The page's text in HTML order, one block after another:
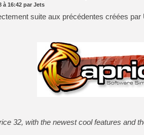
à 16:42 par Jets
suite aux précédentes créées
32, with the newest cool features and